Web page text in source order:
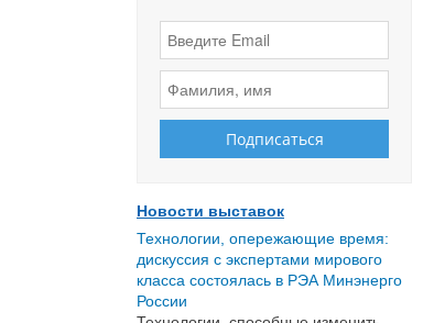
Новости выставок
Технологии, опережающие время:
дискуссия с экспертами мирового
класса состоялась в РЭА Минэнерго
России